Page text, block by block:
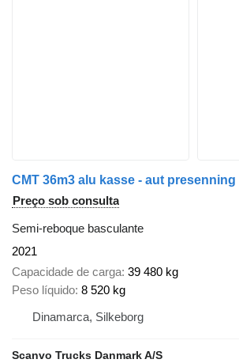
CMT 36m3 alu kasse - aut presenning
Preço sob consulta
Semi-reboque basculante
2021
Capacidade de carga 39 480 kg
Peso líquido 8 520 kg
Dinamarca, Silkeborg
Scanvo Trucks Danmark A/S